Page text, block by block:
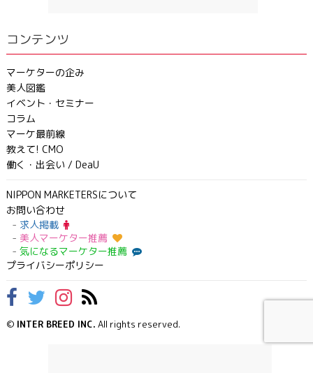
コンテンツ
マーケターの企み
美人図鑑
イベント・セミナー
コラム
マーケ最前線
教えて! CMO
働く・出会い / DeaU
NIPPON MARKETERSについて
お問い合わせ
求人掲載
美人マーケター推薦
気になるマーケター推薦
プライバシーポリシー
© INTER BREED INC. All rights reserved.